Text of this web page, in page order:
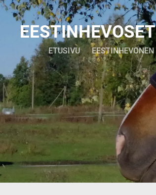
EESTINHEVOSET
ETUSIVU EESTINHEVONEN